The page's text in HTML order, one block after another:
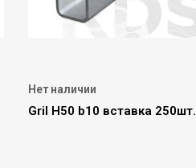
Нет наличии
Gril Н50 b10 вставка 250шт.